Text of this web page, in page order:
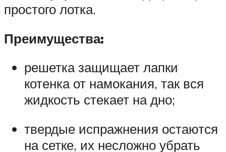
простого лотка.
Преимущества:
решетка защищает лапки
котенка от намокания, так вся
жидкость стекает на дно;
твердые испражнения остаются
на сетке, их несложно убрать